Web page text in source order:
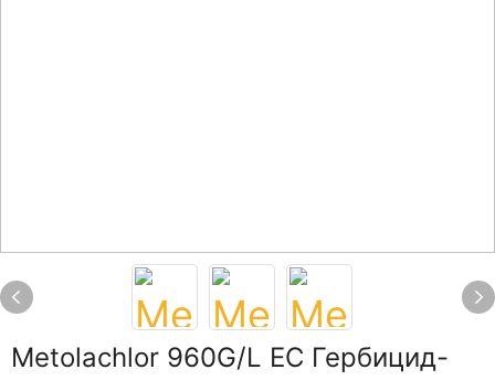
Metolachlor 960G/L EC Гербицид-